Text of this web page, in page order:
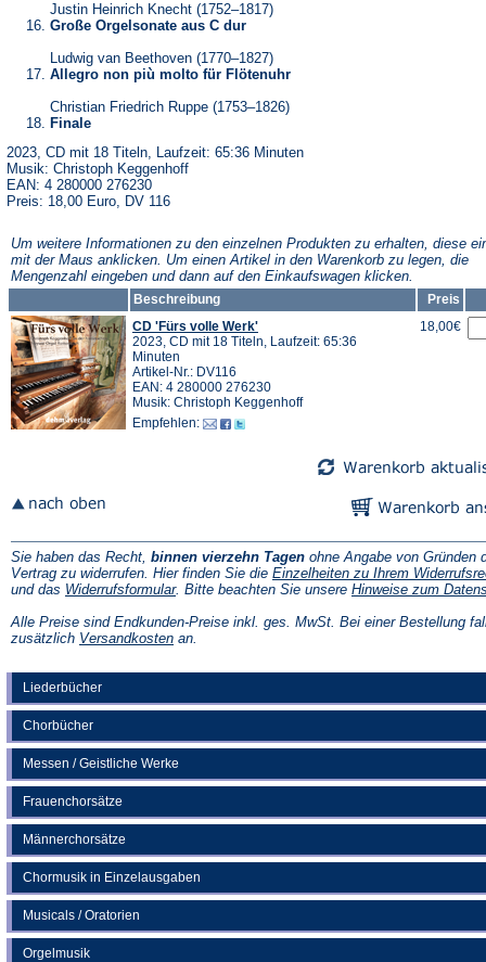
Liederbücher
Chorbücher
Messen / Geistliche Werke
Frauenchorsätze
Männerchorsätze
Chormusik in Einzelausgaben
Musicals / Oratorien
Orgelmusik
Justin Heinrich Knecht (1752–1817)
Große Orgelsonate aus C dur
Ludwig van Beethoven (1770–1827)
Allegro non più molto für Flötenuhr
Christian Friedrich Ruppe (1753–1826)
Finale
2023, CD mit 18 Titeln, Laufzeit: 65:36 Minuten
Musik: Christoph Keggenhoff
EAN: 4 280000 276230
Preis: 18,00 Euro, DV 116
Um weitere Informationen zu den einzelnen Produkten zu erhalten, diese
mit der Maus anklicken. Um einen Artikel in den Warenkorb zu legen, die
Mengenzahl eingeben und dann auf den Einkaufswagen klicken.
Beschreibung
Preis
CD 'Fürs volle Werk'
2023, CD mit 18 Titeln, Laufzeit: 65:36
Minuten
Artikel-Nr.: DV116
EAN: 4 280000 276230
Musik: Christoph Keggenhoff
Empfehlen:
18,00€
Sie haben das Recht, binnen vierzehn Tagen ohne Angabe von Gründen
Vertrag zu widerrufen. Hier finden Sie die Einzelheiten zu Ihrem
und das Widerrufsformular(Öffnet
einem
neuen
. Bitte beachten Sie unsere Hinweise zum
Alle Preise sind Endkunden-Preise inkl. ges. MwSt. Bei einer Bestellung
zusätzlich Versandkosten(Öffnet
an.